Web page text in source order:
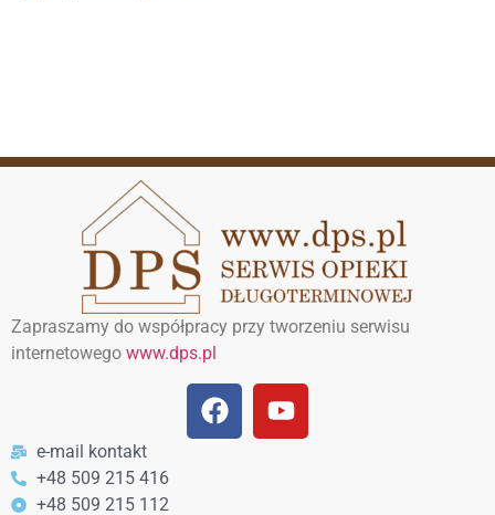
Zapraszamy do współpracy przy tworzeniu serwisu
internetowego www.dps.pl
e-mail kontakt
+48 509 215 416
+48 509 215 112